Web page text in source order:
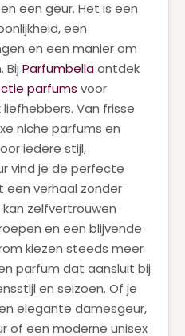
een geur. Het is een
een
en een manier om
Bij Parfumbellaontdek
parfums voor
Van frisse
niche parfums en
iedere stijl,
vind je de perfecte
een verhaal zonder
zelfvertrouwen
en een blijvende
kiezen steeds meer
parfum dat aansluit bij
en seizoen. Of je
elegante damesgeur,
of een moderne unisex